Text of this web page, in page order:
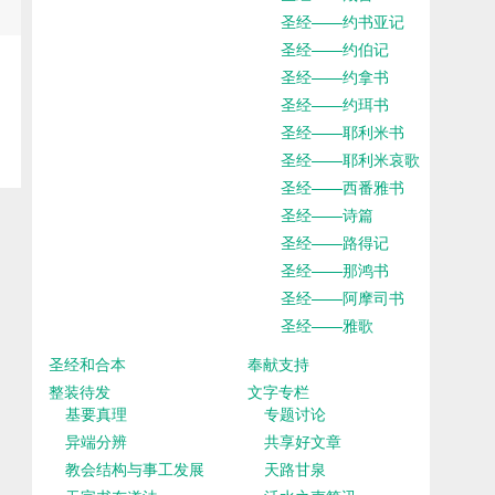
圣经——约书亚记
圣经——约伯记
圣经——约拿书
圣经——约珥书
圣经——耶利米书
圣经——耶利米哀歌
圣经——西番雅书
圣经——诗篇
圣经——路得记
圣经——那鸿书
圣经——阿摩司书
圣经——雅歌
圣经和合本
奉献支持
整装待发
基要真理
异端分辨
教会结构与事工发展
文字专栏
专题讨论
共享好文章
天路甘泉